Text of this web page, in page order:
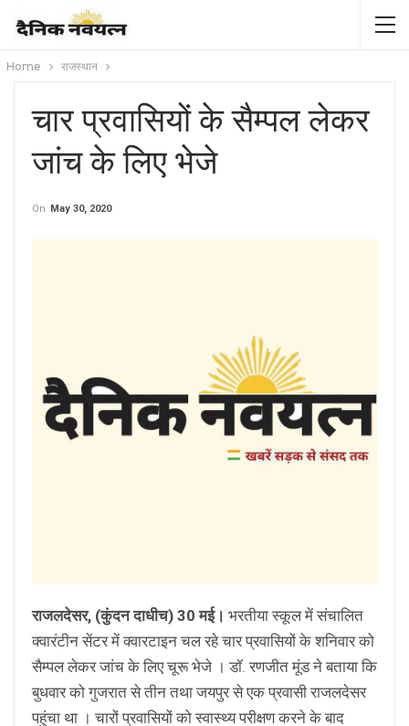
Home राजस्थान
चार प्रवासियों के सैम्पल लेकर
जांच के लिए भेजे
On May 30, 2020
राजलदेसर, (कुंदन दाधीच) 30 मई। भरतीया स्कूल में संचालित
क्वारंटीन सेंटर में क्वारटाइन चल रहे चार प्रवासियों के शनिवार को
सैम्पल लेकर जांच के लिए चूरू भेजे । डॉ. रणजीत मूंड ने बताया कि
बुधवार को गुजरात से तीन तथा जयपुर से एक प्रवासी राजलदेसर
पहुंचा था । चारों प्रवासियों को स्वास्थ्य परीक्षण करने के बाद